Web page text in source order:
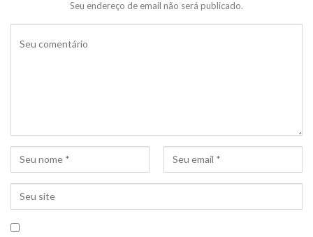
Seu endereço de email não será publicado.